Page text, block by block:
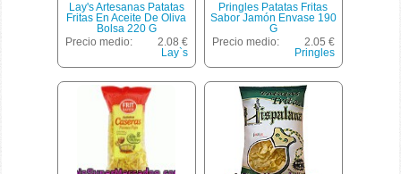
Lay's Artesanas Patatas
Fritas En Aceite De Oliva
Bolsa 220 G
Precio medio:
2.08 €
Lay`s
Pringles Patatas Fritas
Sabor Jamón Envase 190
G
Precio medio:
2.05 €
Pringles